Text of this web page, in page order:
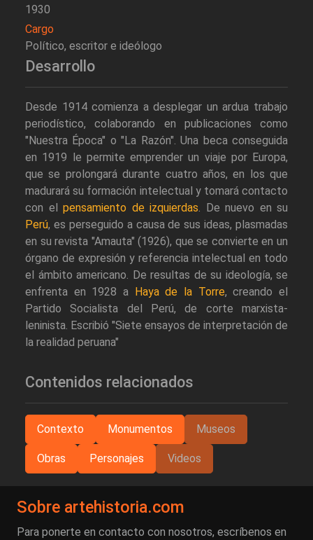
1930
Cargo
Político, escritor e ideólogo
Desarrollo
Desde 1914 comienza a desplegar un ardua trabajo
periodístico, colaborando en publicaciones como
"Nuestra Época" o "La Razón". Una beca conseguida
en 1919 le permite emprender un viaje por Europa,
que se prolongará durante cuatro años, en los que
madurará su formación intelectual y tomará contacto
con el pensamiento de izquierdas. De nuevo en su
Perú, es perseguido a causa de sus ideas, plasmadas
en su revista "Amauta" (1926), que se convierte en un
órgano de expresión y referencia intelectual en todo
el ámbito americano. De resultas de su ideología, se
enfrenta en 1928 a Haya de la Torre, creando el
Partido Socialista del Perú, de corte marxista-
leninista. Escribió "Siete ensayos de interpretación de
la realidad peruana"
Contenidos relacionados
Contexto Monumentos Museos
Obras Personajes Videos
Sobre artehistoria.com
Para ponerte en contacto con nosotros, escríbenos en